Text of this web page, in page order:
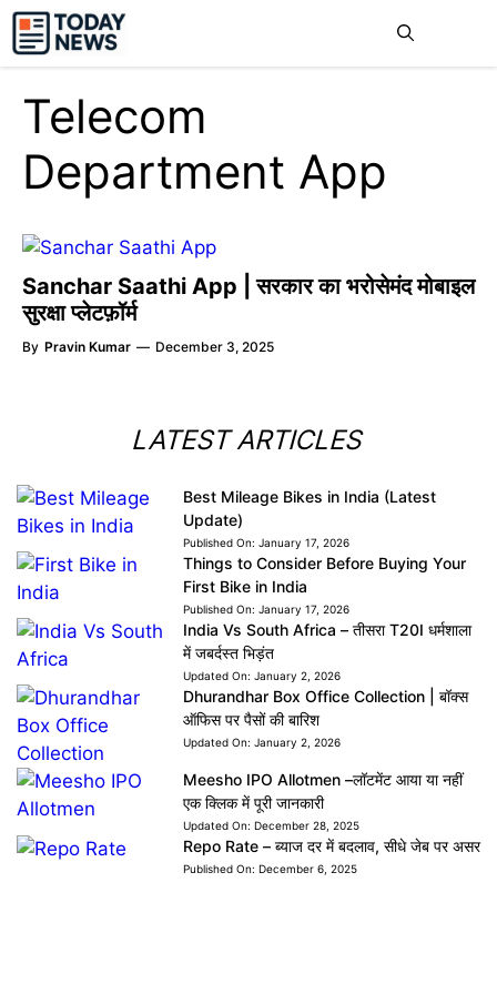
Skip
content
Telecom
Department App
Sanchar Saathi App | सरकार का भरोसेमंद मोबाइल
सुरक्षा प्लेटफ़ॉर्म
By Pravin Kumar — December 3, 2025
LATEST ARTICLES
Best Mileage Bikes in India (Latest
Update)
Published On: January 17, 2026
Things to Consider Before Buying Your
First Bike in India
Published On: January 17, 2026
India Vs South Africa – तीसरा T20I धर्मशाला
में जबर्दस्त भिड़ंत
Updated On: January 2, 2026
Dhurandhar Box Office Collection | बॉक्स
ऑफिस पर पैसों की बारिश
Updated On: January 2, 2026
Meesho IPO Allotmen –लॉटमेंट आया या नहीं
एक क्लिक में पूरी जानकारी
Updated On: December 28, 2025
Repo Rate – ब्याज दर में बदलाव, सीधे जेब पर असर
Published On: December 6, 2025